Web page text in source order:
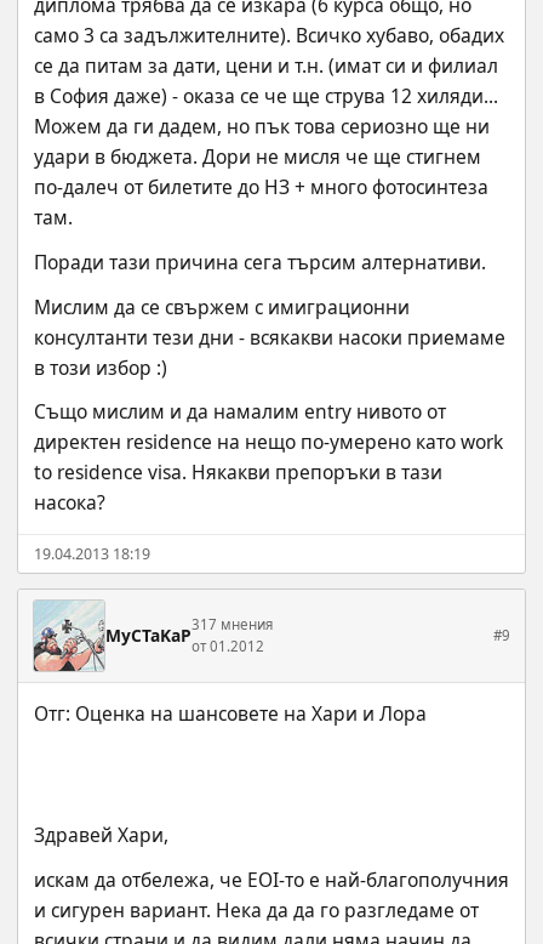
само 3 са задължителните). Всичко хубаво, обадих
се да питам за дати, цени и т.н. (имат си и филиал
в София даже) - оказа се че ще струва 12 хиляди...
Можем да ги дадем, но пък това сериозно ще ни
удари в бюджета. Дори не мисля че ще стигнем
по-далеч от билетите до НЗ + много фотосинтеза
там.
Поради тази причина сега търсим алтернативи.
Мислим да се свържем с имиграционни
консултанти тези дни - всякакви насоки приемаме
в този избор :)
Също мислим и да намалим entry нивото от
директен residence на нещо по-умерено като work
to residence visa. Някакви препоръки в тази
насока?
19.04.2013 18:19
MyCTaKaP317 мнения
от 01.2012
#9
Здравей Хари,
искам да отбележа, че EOI-то е най-благополучния
и сигурен вариант. Нека да да го разгледаме от